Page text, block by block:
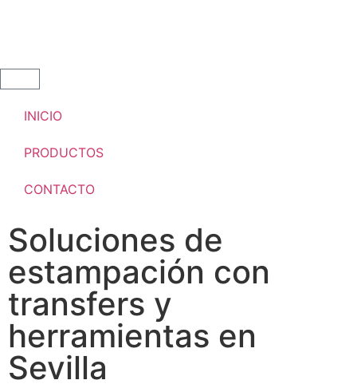
INICIO
PRODUCTOS
CONTACTO
Soluciones de
estampación con
transfers y
herramientas en
Sevilla